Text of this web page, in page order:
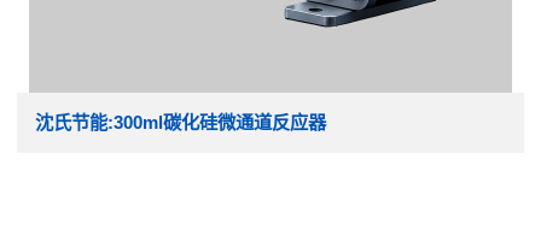
沈氏节能:300ml碳化硅微通道反应器